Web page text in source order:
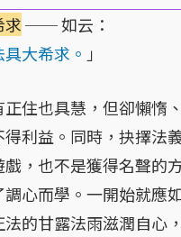
── 如云：
大希求。 」
也具慧，但卻懶惰
利益。同時，抉擇法
，也不是獲得名聲的
調心而學。一開始就應
法的甘露法雨滋潤自心